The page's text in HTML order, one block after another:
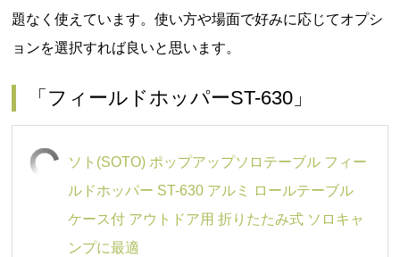
題なく使えています。使い方や場面で好みに応じてオプシ
ョンを選択すれば良いと思います。
「フィールドホッパーST-630」
ソト(SOTO) ポップアップソロテーブル フィー
ルドホッパー ST-630 アルミ ロールテーブル
ケース付 アウトドア用 折りたたみ式 ソロキャ
ンプに最適